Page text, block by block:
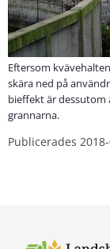
Eftersom
skära ned på
bieffekt är dessutom
grannarna.
Publicerades